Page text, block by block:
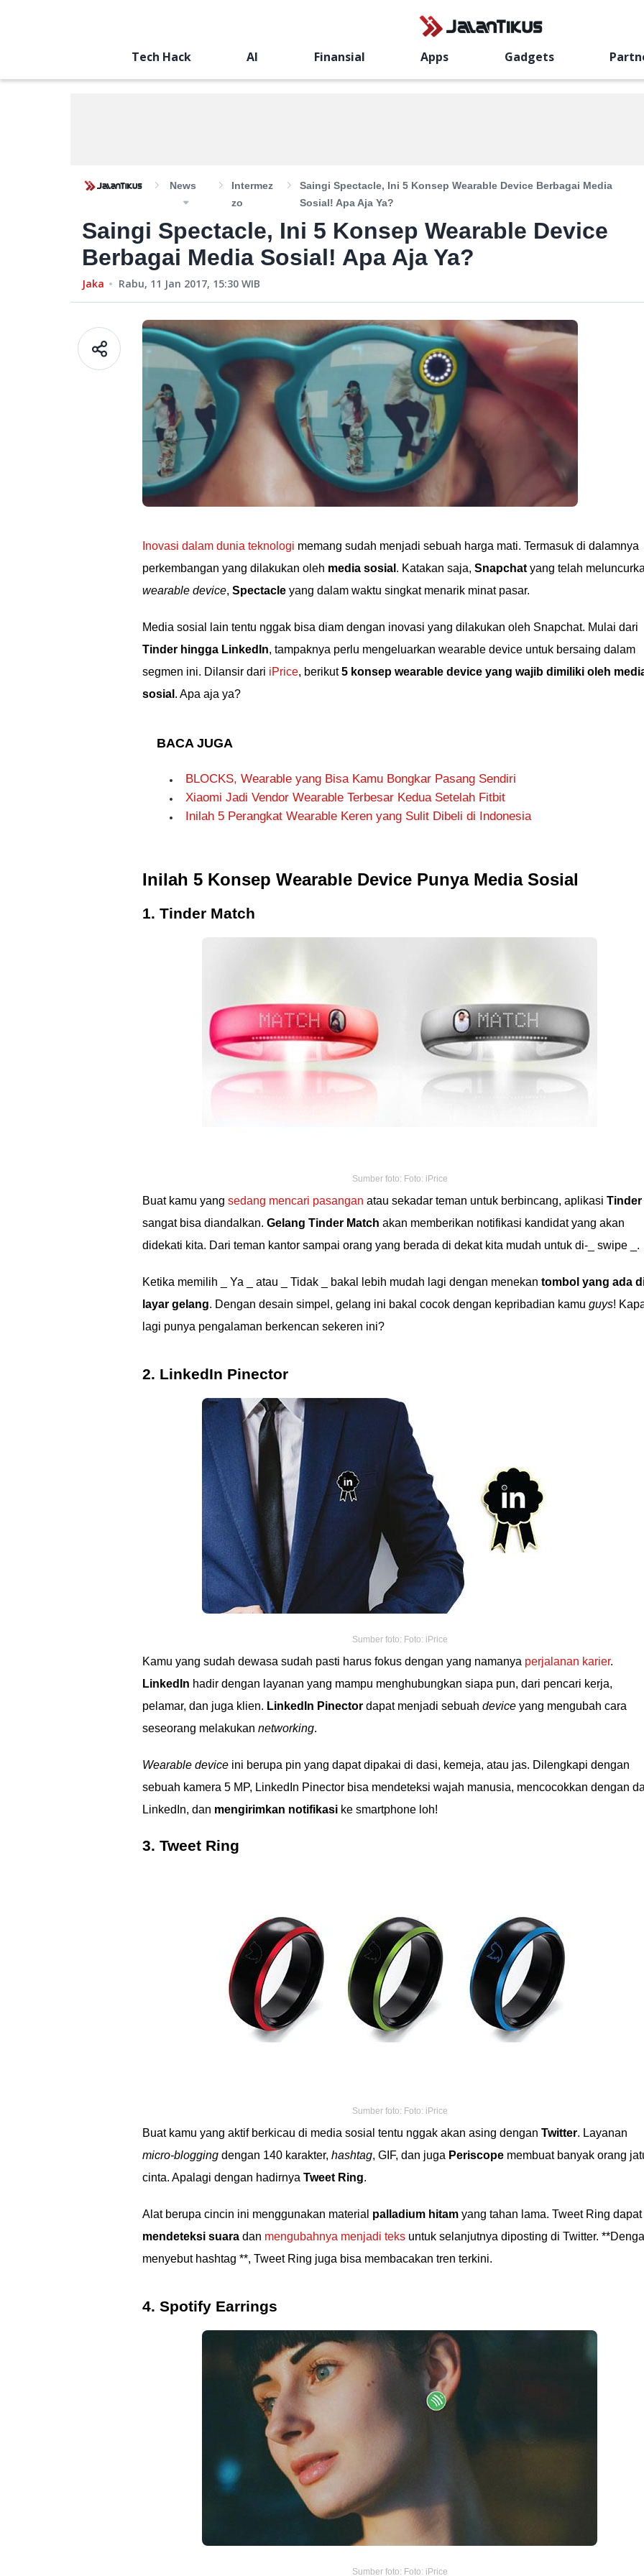
Tech Hack AI Finansial Apps Gadgets
News
Intermez
Zo
Saingi Spectacle, Ini 5 Konsep Wearable Device Berbagai Media
Sosial! Apa Aja Ya?
Saingi Spectacle, Ini 5 Konsep Wearable Device
Berbagai Media Sosial! Apa Aja Ya?
Jaka Rabu, 11 Jan 2017, 15:30 WIB
Inovasi dalam dunia teknologi memang sudah menjadi sebuah harga mati. Termasuk di dalamnya
perkembangan yang dilakukan oleh media sosial . Katakan saja, Snapchat yang telah
wearable device, Spectacle yang dalam waktu singkat menarik minat pasar.
Media sosial lain tentu nggak bisa diam dengan inovasi yang dilakukan oleh Snapchat. Mulai dari
Tinder hingga LinkedIn, tampaknya perlu mengeluarkan wearable device untuk bersaing dalam
segmen ini. Dilansir dari iPrice, berikut5 konsep wearable device yang wajib dimiliki oleh
sosial . Apa aja ya?
BACA JUGA
BLOCKS, Wearable yang Bisa Kamu Bongkar Pasang Sendiri
Xiaomi Jadi Vendor Wearable Terbesar Kedua Setelah Fitbit
Inilah 5 Perangkat Wearable Keren yang Sulit Dibeli di Indonesia
Inilah 5 Konsep Wearable Device Punya Media Sosial
1. Tinder Match
Sumber foto: Foto: iPrice
Buat kamu yang sedang mencari pasangan atau sekadar teman untuk berbincang, aplikasi Tinder
sangat bisa diandalkan. Gelang Tinder Match akan memberikan notifikasi kandidat yang akan
didekati kita. Dari teman kantor sampai orang yang berada di dekat kita mudah untuk di-_ swipe _.
Ketika memilih _ Ya _ atau _ Tidak _ bakal lebih mudah lagi dengan menekan tombol yang ada
layar gelang. Dengan desain simpel, gelang ini bakal cocok dengan kepribadian kamu guys!
lagi punya pengalaman berkencan sekeren ini?
2. LinkedIn Pinector
Sumber foto: Foto: iPrice
Kamu yang sudah dewasa sudah pasti harus fokus dengan yang namanya perjalanan karier.
LinkedIn hadir dengan layanan yang mampu menghubungkan siapa pun, dari pencari kerja,
pelamar, dan juga klien. LinkedIn Pinector dapat menjadi sebuah device yang mengubah cara
seseorang melakukan networking.
Wearable device ini berupa pin yang dapat dipakai di dasi, kemeja, atau jas. Dilengkapi dengan
sebuah kamera 5 MP, LinkedIn Pinector bisa mendeteksi wajah manusia, mencocokkan dengan
LinkedIn, dan mengirimkan notifikasi ke smartphone loh!
3. Tweet Ring
Sumber foto: Foto: iPrice
Buat kamu yang aktif berkicau di media sosial tentu nggak akan asing dengan Twitter. Layanan
micro-blogging dengan 140 karakter, hashtag, GIF, dan juga Periscope membuat banyak orang
cinta. Apalagi dengan hadirnya Tweet Ring.
Alat berupa cincin ini menggunakan material palladium hitam yang tahan lama. Tweet Ring dapat
mendeteksi suara dan mengubahnya menjadi teks untuk selanjutnya diposting di Twitter.
menyebut hashtag **, Tweet Ring juga bisa membacakan tren terkini.
4. Spotify Earrings
Sumber foto: Foto: iPrice